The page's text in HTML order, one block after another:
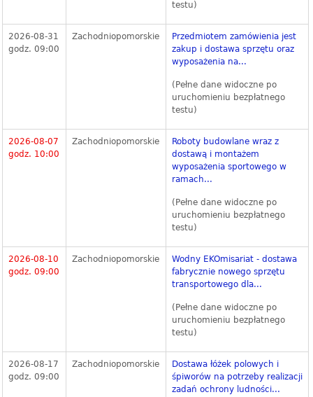
testu)
2026-08-31
godz. 09:00
Zachodniopomorskie
Przedmiotem zamówienia jest
zakup i dostawa sprzętu oraz
wyposażenia na...
(Pełne dane widoczne po
uruchomieniu bezpłatnego
testu)
2026-08-07
godz. 10:00
Zachodniopomorskie
Roboty budowlane wraz z
dostawą i montażem
wyposażenia sportowego w
ramach...
(Pełne dane widoczne po
uruchomieniu bezpłatnego
testu)
2026-08-10
godz. 09:00
Zachodniopomorskie
Wodny EKOmisariat - dostawa
fabrycznie nowego sprzętu
transportowego dla...
(Pełne dane widoczne po
uruchomieniu bezpłatnego
testu)
2026-08-17
godz. 09:00
Zachodniopomorskie
Dostawa łóżek polowych i
śpiworów na potrzeby realizacji
zadań ochrony ludności...